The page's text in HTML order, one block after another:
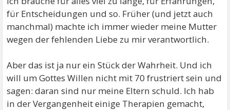
für Entscheidungen und so. Früher (und jetzt auch
manchmal) machte ich immer wieder meine Mutter
wegen der fehlenden Liebe zu mir verantwortlich.
Aber das ist ja nur ein Stück der Wahrheit. Und ich
will um Gottes Willen nicht mit 70 frustriert sein und
sagen: daran sind nur meine Eltern schuld. Ich hab
in der Vergangenheit einige Therapien gemacht,